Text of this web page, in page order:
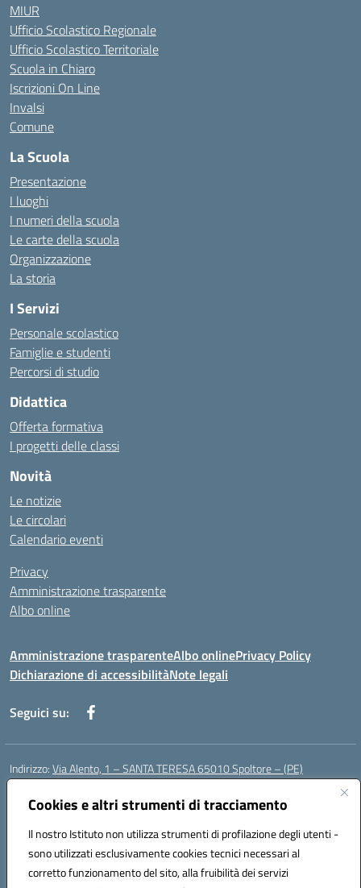
Cookies e altri strumenti di tracciamento
Il nostro Istituto non utilizza strumenti di profilazione degli utenti -
sono utilizzati esclusivamente cookies tecnici necessari al
corretto funzionamento del sito, alla fruibilità dei servizi
MIUR
Ufficio Scolastico Regionale
Ufficio Scolastico Territoriale
Scuola in Chiaro
Iscrizioni On Line
Invalsi
Comune
La Scuola
Presentazione
I luoghi
I numeri della scuola
Le carte della scuola
Organizzazione
La storia
I Servizi
Personale scolastico
Famiglie e studenti
Percorsi di studio
Didattica
Offerta formativa
I progetti delle classi
Novità
Le notizie
Le circolari
Calendario eventi
Privacy
Amministrazione trasparente
Albo online
Amministrazione trasparenteAlbo onlinePrivacy Policy
Dichiarazione di accessibilitàNote legali
Seguici su:
Indirizzo:Via Alento, 1 – SANTA TERESA 65010 Spoltore – (PE)
Centralino:
Posta elettronica certificata (PEC):peee052003@pec.istruzione.it
Codice fiscale: 80006490686
Codice meccanografico:peee052003
Codice Indice delle Pubbliche Amministrazioni (IPA): istsc_peee052003
Codice unico di fatturazione (CUF): UF01MF